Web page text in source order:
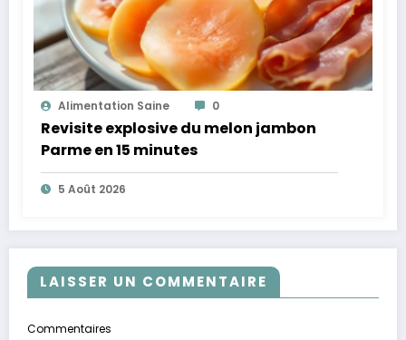
Alimentation Saine 0
Revisite explosive du melon jambon
Parme en 15 minutes
5 Août 2026
LAISSER UN COMMENTAIRE
Commentaires